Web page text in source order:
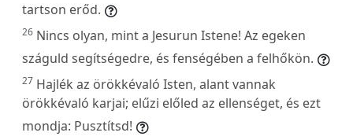
tartson erőd.
26 Nincs olyan, mint a Jesurun Istene! Az egeken
száguld segítségedre, és fenségében a felhőkön.
27 Hajlék az örökkévaló Isten, alant vannak
örökkévaló karjai; elűzi előled az ellenséget, és ezt
mondja: Pusztítsd!